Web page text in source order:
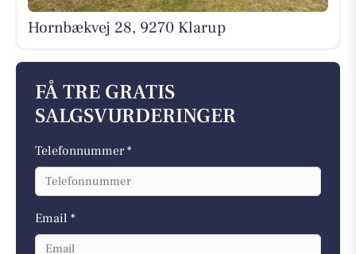
Hornbækvej 28, 9270 Klarup
FÅ TRE GRATIS
SALGSVURDERINGER
Telefonnummer *
Email *